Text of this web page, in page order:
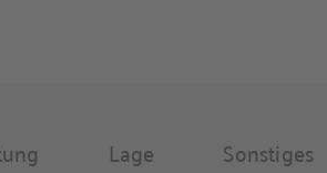
Lage Sonstiges